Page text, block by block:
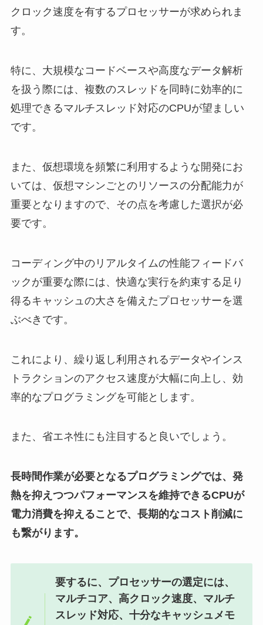
クロック速度を有するプロセッサーが求められま
す。
特に、大規模なコードベースや高度なデータ解析
を扱う際には、複数のスレッドを同時に効率的に
処理できるマルチスレッド対応のCPUが望ましい
です。
また、仮想環境を頻繁に利用するような開発にお
いては、仮想マシンごとのリソースの分配能力が
重要となりますので、その点を考慮した選択が必
要です。
コーディング中のリアルタイムの性能フィードバ
ックが重要な際には、快適な実行を約束する足り
得るキャッシュの大さを備えたプロセッサーを選
ぶべきです。
これにより、繰り返し利用されるデータやインス
トラクションのアクセス速度が大幅に向上し、効
率的なプログラミングを可能とします。
また、省エネ性にも注目すると良いでしょう。
長時間作業が必要となるプログラミングでは、発
熱を抑えつつパフォーマンスを維持できるCPUが
電力消費を抑えることで、長期的なコスト削減に
も繋がります。
要するに、プロセッサーの選定には、
マルチコア、高クロック速度、マルチ
スレッド対応、十分なキャッシュメモ